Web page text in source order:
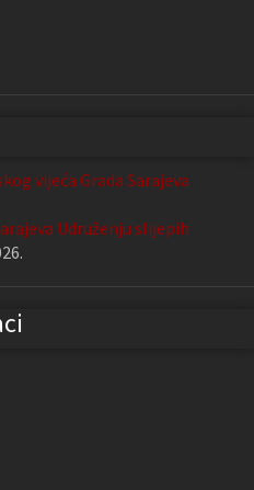
vijeća Grada Sarajeva
Udruženju slijepih